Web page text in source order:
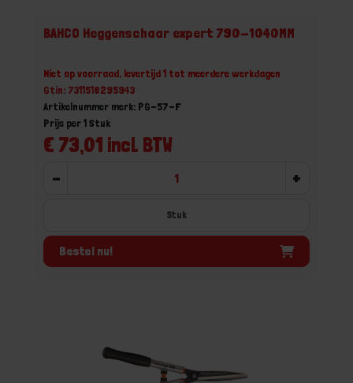
BAHCO Heggenschaar expert 790-1040MM
Niet op voorraad, levertijd 1 tot meerdere werkdagen
Gtin: 7311518295943
Artikelnummer merk: PG-57-F
€ 73,01 incl. BTW
Prijs per 1 Stuk
- +
Stuk
Bestel nu!